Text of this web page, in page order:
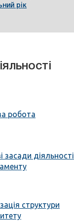
рік
робота
засади діяльності
структури